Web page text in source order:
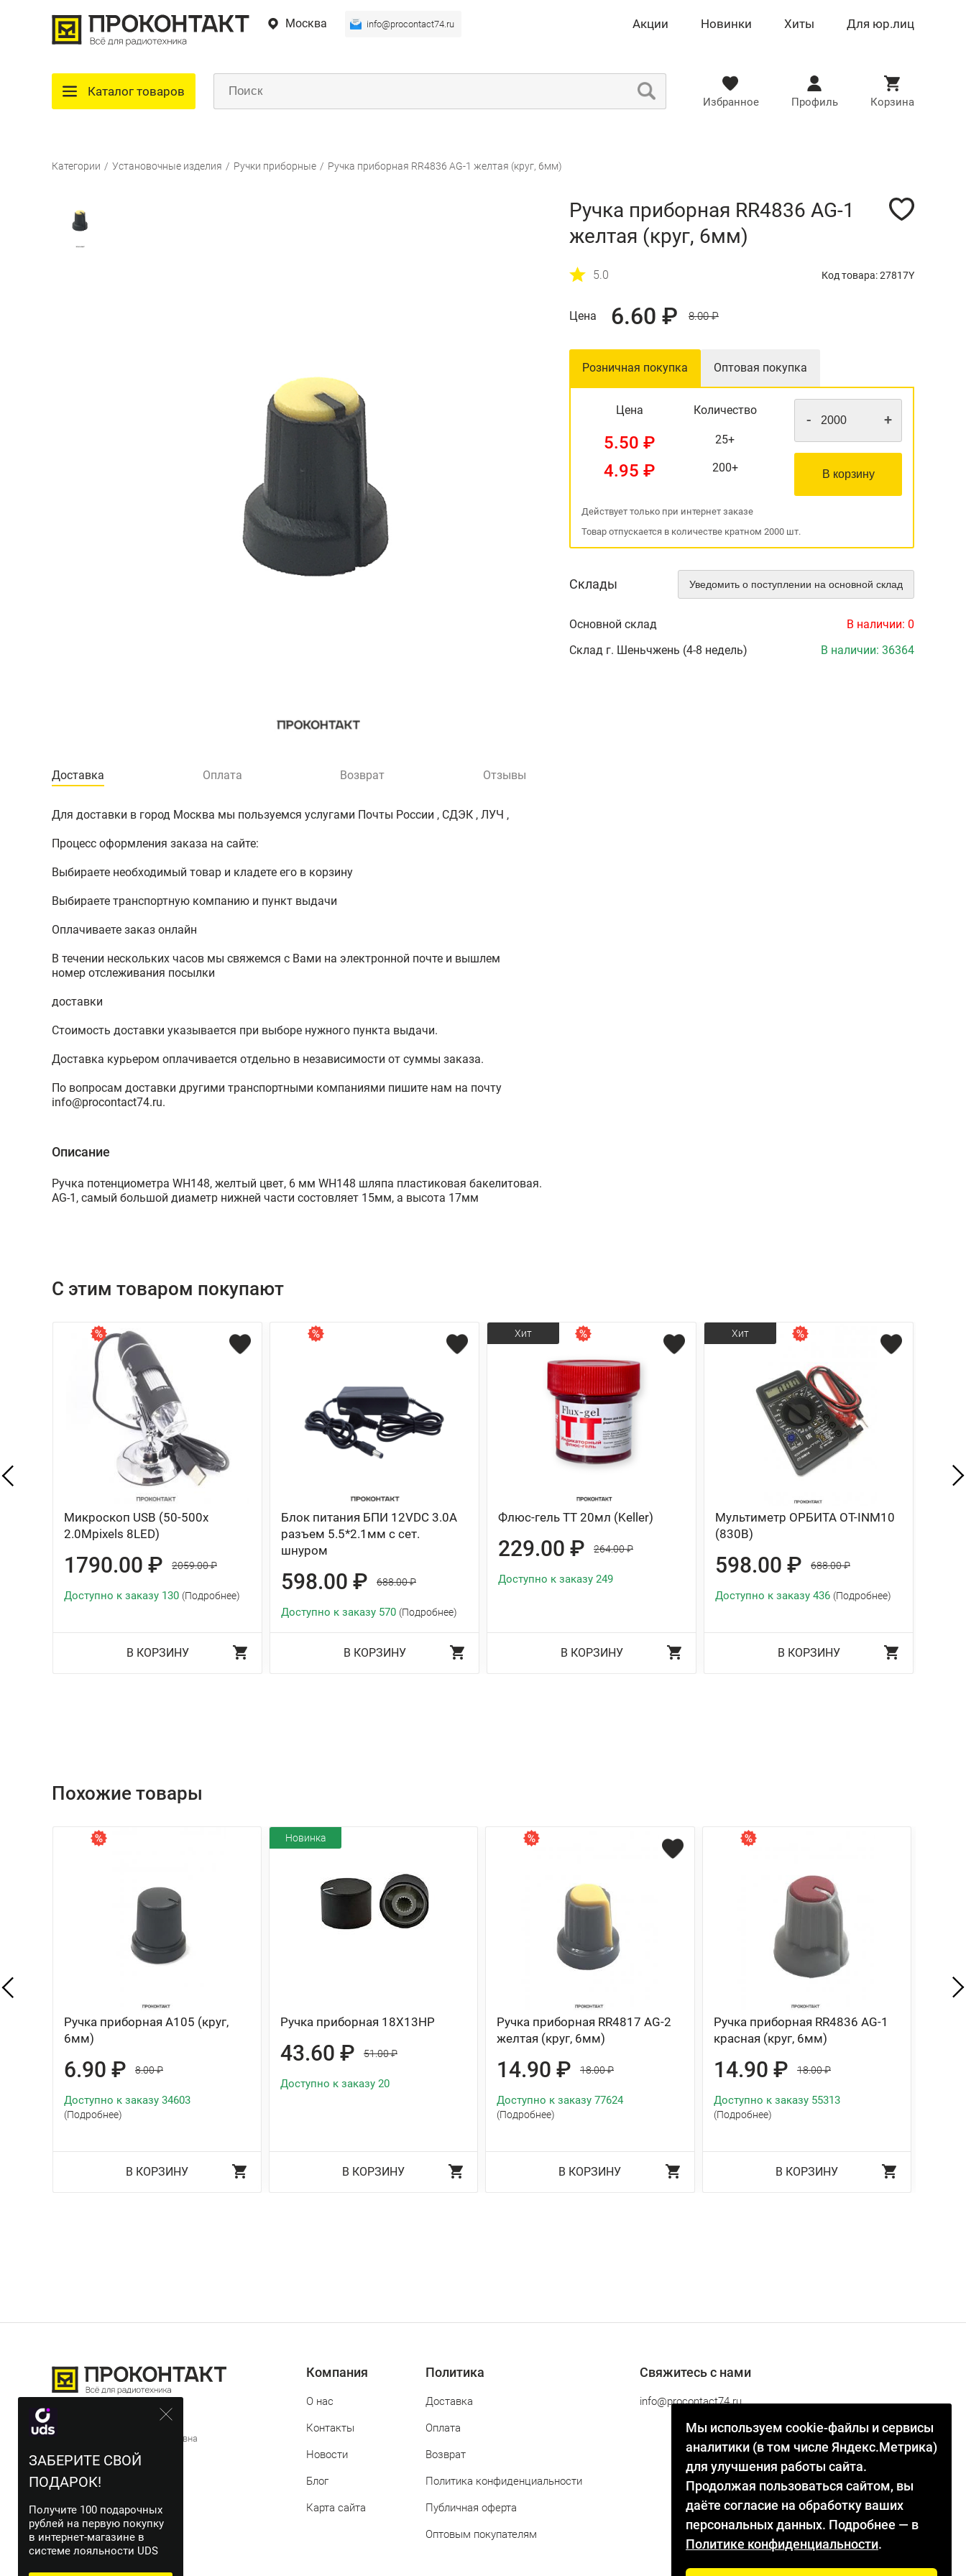
Москва info@procontact74.ru Акции Новинки Хиты Для юр.лиц
Каталог товаров
Избранное Профиль Корзина
Категории / Установочные изделия / Ручки приборные / Ручка приборная RR4836 AG-1 желтая (круг, 6мм)
Ручка приборная RR4836 AG-1
желтая (круг, 6мм)
5.0 Код товара: 27817Y
Цена 6.60 ₽ 8.00 ₽
Розничная покупка Оптовая покупка
Цена Количество
5.50 ₽ 25+
4.95 ₽ 200+
- +
В корзину
Действует только при интернет заказе
Товар отпускается в количестве кратном 2000 шт.
Склады Уведомить о поступлении на основной склад
Основной склад В наличии: 0
Склад г. Шеньчжень (4-8 недель)
В наличии: 36364
Доставка Оплата Возврат Отзывы
Для доставки в город Москва мы пользуемся услугами Почты России , СДЭК , ЛУЧ ,
Процесс оформления заказа на сайте:
Выбираете необходимый товар и кладете его в корзину
Выбираете транспортную компанию и пункт выдачи
Оплачиваете заказ онлайн
В течении нескольких часов мы свяжемся с Вами на электронной почте и вышлем
номер отслеживания посылки
доставки
Стоимость доставки указывается при выборе нужного пункта выдачи.
Доставка курьером оплачивается отдельно в независимости от суммы заказа.
По вопросам доставки другими транспортными компаниями пишите нам на почту
info@procontact74.ru.
Описание
Ручка потенциометра WH148, желтый цвет, 6 мм WH148 шляпа пластиковая бакелитовая.
AG-1, самый большой диаметр нижней части состовляет 15мм, а высота 17мм
С этим товаром покупают
Микроскоп USB (50-500х
2.0Mpixels 8LED)
1790.00 ₽ 2059.00 ₽
Доступно к заказу 130 (Подробнее)
В КОРЗИНУ
Блок питания БПИ 12VDC 3.0A
разъем 5.5*2.1мм с сет.
шнуром
598.00 ₽ 688.00 ₽
Доступно к заказу 570 (Подробнее)
В КОРЗИНУ
Флюс-гель ТТ 20мл (Keller)
229.00 ₽ 264.00 ₽
Хит
Доступно к заказу 249
В КОРЗИНУ
Мультиметр ОРБИТА OT-INM10
(830B)
598.00 ₽ 688.00 ₽
Хит
Доступно к заказу 436 (Подробнее)
В КОРЗИНУ
Похожие товары
Ручка приборная A105 (круг,
6мм)
6.90 ₽ 8.00 ₽
Доступно к заказу 34603
(Подробнее)
В КОРЗИНУ
Ручка приборная 18X13HP
43.60 ₽ 51.00 ₽
Новинка
Доступно к заказу 20
В КОРЗИНУ
Ручка приборная RR4817 AG-2
желтая (круг, 6мм)
14.90 ₽ 18.00 ₽
Доступно к заказу 77624
(Подробнее)
В КОРЗИНУ
Ручка приборная RR4836 AG-1
красная (круг, 6мм)
14.90 ₽ 18.00 ₽
Доступно к заказу 55313
(Подробнее)
В КОРЗИНУ
Мы используем cookie-файлы и сервисы
аналитики (в том числе Яндекс.Метрика)
для улучшения работы сайта.
Продолжая пользоваться сайтом, вы
даёте согласие на обработку ваших
персональных данных. Подробнее — в
Политике конфиденциальности.
ИП Истомина Татьяна Евгеньевна
ИНН 744719311543
Компания
О нас
Контакты
Новости
Блог
Карта сайта
Политика
Доставка
Оплата
Возврат
Политика конфиденциальности
Публичная оферта
Оптовым покупателям
Свяжитесь с нами
info@procontact74.ru
ЗАБЕРИТЕ СВОЙ
ПОДАРОК!
Получите 100 подарочных
рублей на первую покупку
в интернет-магазине в
системе лояльности UDS